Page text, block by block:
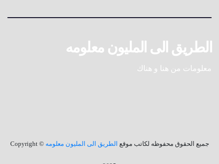
الطريق الى المليون معلومه
معلومات من هنا و هناك
جميع الحقوق محفوظه لكاتب موقع الطريق الى المليون معلومه © Copyright